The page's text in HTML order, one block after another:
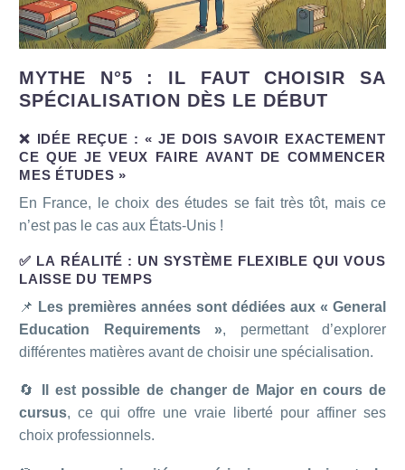
MYTHE N°5 : IL FAUT CHOISIR SA
SPÉCIALISATION DÈS LE DÉBUT
❌ IDÉE REÇUE : « JE DOIS SAVOIR EXACTEMENT
CE QUE JE VEUX FAIRE AVANT DE COMMENCER
MES ÉTUDES »
En France, le choix des études se fait très tôt, mais ce
n’est pas le cas aux États-Unis !
✅ LA RÉALITÉ : UN SYSTÈME FLEXIBLE QUI VOUS
LAISSE DU TEMPS
📌 Les premières années sont dédiées aux « General
Education Requirements », permettant d’explorer
différentes matières avant de choisir une spécialisation.
🔄
Il est possible de changer de Major en cours de
cursus, ce qui offre une vraie liberté pour affiner ses
choix professionnels.